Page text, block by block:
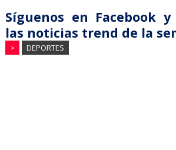
Síguenos en Facebook
las noticias trend de la
> DEPORTES